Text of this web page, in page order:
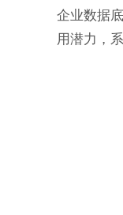
企业数据
用潜力，